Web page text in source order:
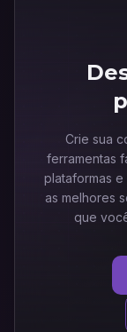
Crie sua
ferramentas
plataformas e
as melhores
que